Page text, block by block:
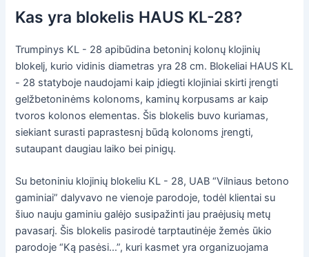
Kas yra blokelis HAUS KL-28?
Trumpinys KL - 28 apibūdina betoninį kolonų klojinių
blokelį, kurio vidinis diametras yra 28 cm. Blokeliai HAUS KL
- 28 statyboje naudojami kaip įdiegti klojiniai skirti įrengti
gelžbetoninėms kolonoms, kaminų korpusams ar kaip
tvoros kolonos elementas. Šis blokelis buvo kuriamas,
siekiant surasti paprastesnį būdą kolonoms įrengti,
sutaupant daugiau laiko bei pinigų.
Su betoniniu klojinių blokeliu KL - 28, UAB “Vilniaus betono
gaminiai” dalyvavo ne vienoje parodoje, todėl klientai su
šiuo nauju gaminiu galėjo susipažinti jau praėjusių metų
pavasarį. Šis blokelis pasirodė tarptautinėje žemės ūkio
parodoje “Ką pasėsi…”, kuri kasmet yra organizuojama